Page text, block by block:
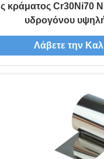
κράματος Cr30Ni70
υδρογόνου
Λάβετε την